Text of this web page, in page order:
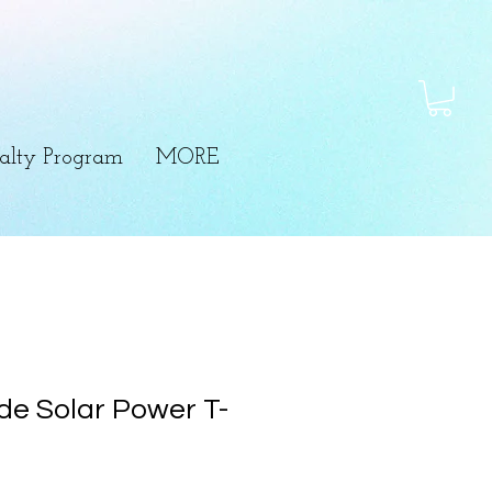
Program MORE
Solar Power T-